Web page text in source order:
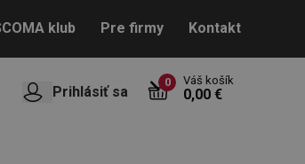
klub Pre firmy Kontakt
Prihlásiť sa
0 Váš košík
0,00 €